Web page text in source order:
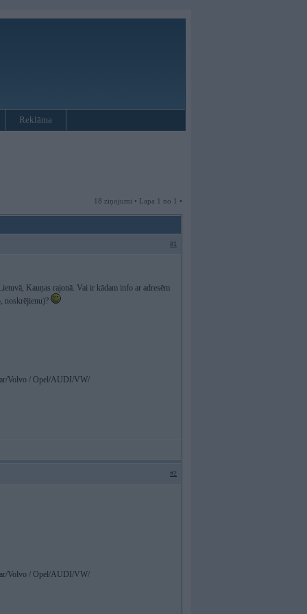
Reklāma
18 ziņojumi • Lapa 1 no 1 •
#1
Kauņas rajonā. Vai ir kādam info ar adresēm
noskrējienu)?
Volvo / Opel/AUDI/VW/
#2
Volvo / Opel/AUDI/VW/